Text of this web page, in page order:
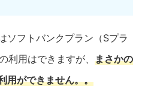
ソフトバンクプラン（Sプラ
利用はできますが、 まさかの
用ができません。。